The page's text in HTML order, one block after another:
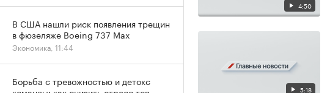
4:50
5:18
В США нашли риск появления трещин
в фюзеляже Boeing 737 Max
Экономика, 11:44
Борьба с тревожностью и детокс